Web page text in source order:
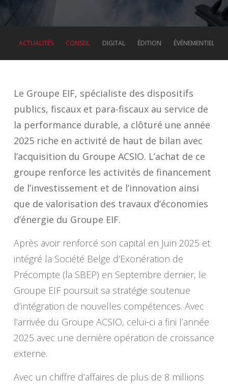
ACTUALITÉS CONSEIL DIGITAL ÉDITION ÉVÉNEMENTIEL
Le Groupe EIF, spécialiste des dispositifs
publics, fiscaux et para-fiscaux au service de
la performance durable, a clôturé une année
2025 riche en activité de haut de bilan avec
l’acquisition du Groupe ACSIO. L’achat de ce
groupe renforce les activités de financement
de l’investissement et de l’innovation ainsi
que de valorisation des travaux d’économies
d’énergie du Groupe EIF.
Après avoir renforcé son capital en Juin 2025 et
intégré la Société Belge d’Exonération de
Précompte (la SBEP) en Septembre dernier, le
Groupe EIF poursuit sa stratégie soutenue
d’intégration de nouvelles compétences. Avec
l’arrivée du Groupe ACSIO, celui-ci a fini l’année
2025 avec une dernière opération de croissance
externe.
Avec un chiffre d’affaires de plus de 8 millions